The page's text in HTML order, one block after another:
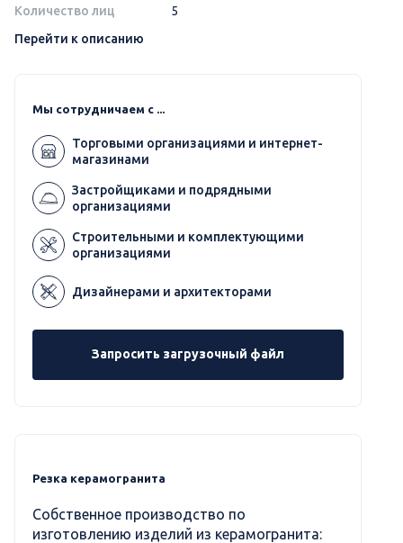
Количество лиц
5
Перейти к описанию
Мы сотрудничаем с ...
Торговыми организациями и интернет-
магазинами
Застройщиками и подрядными
организациями
Строительными и комплектующими
организациями
Дизайнерами и архитекторами
Запросить загрузочный файл
Резка керамогранита
Собственное производство по
изготовлению изделий из керамогранита: